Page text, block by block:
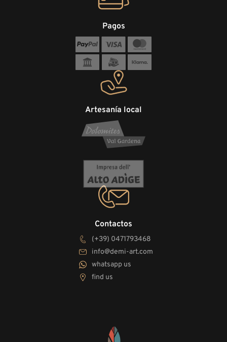
Contactos
(+39) 0471793468
info@demi-art.com
whatsapp us
find us
Artesanía local
Pagos